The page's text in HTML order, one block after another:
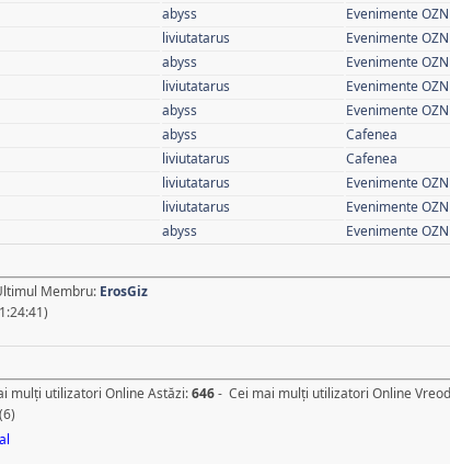
abyss Evenimente
liviutatarus Evenimente
abyss Evenimente
liviutatarus Evenimente
abyss Evenimente
abyss Cafenea
liviutatarus Cafenea
liviutatarus Evenimente
liviutatarus Evenimente
abyss Evenimente
Membru: ErosGiz
mulţi utilizatori Online Astăzi:646- Cei mai mulţi utilizatori Online